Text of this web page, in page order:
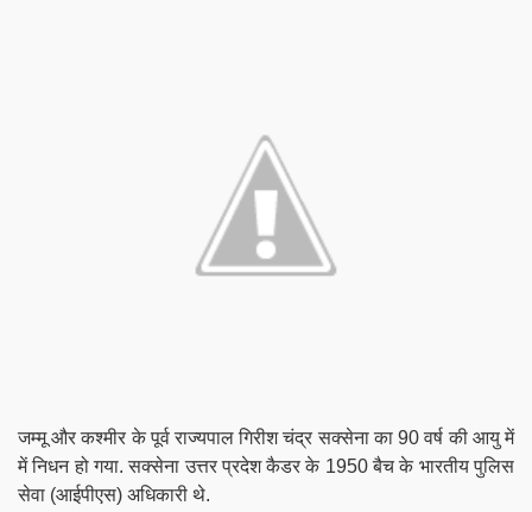
जम्मू और कश्मीर के पूर्व राज्यपाल गिरीश चंद्र सक्सेना का 90 वर्ष की आयु में
में निधन हो गया. सक्सेना उत्तर प्रदेश कैडर के 1950 बैच के भारतीय पुलिस
सेवा (आईपीएस) अधिकारी थे.